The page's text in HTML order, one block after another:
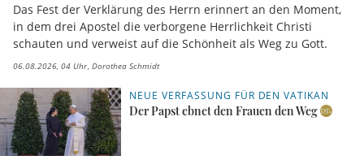
Das Fest der Verklärung des Herrn erinnert an den Moment,
in dem drei Apostel die verborgene Herrlichkeit Christi
schauten und verweist auf die Schönheit als Weg zu Gott.
06.08.2026, 04 Uhr Dorothea Schmidt
NEUE VERFASSUNG FÜR DEN VATIKAN
Der Papst ebnet den Frauen den Weg